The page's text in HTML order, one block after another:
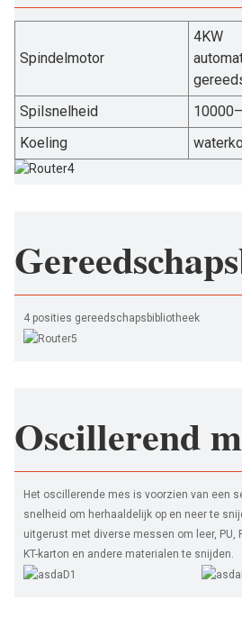
Spindelmotor
4KW
Spilsnelheid
Koeling
4 posities gereedschapsbibliotheek
Oscillerend
Het oscillerende mes is voorzien van een
snelheid om herhaaldelijk op en neer te
uitgerust met diverse messen om leer, PU,
KT-karton en andere materialen te snijden.